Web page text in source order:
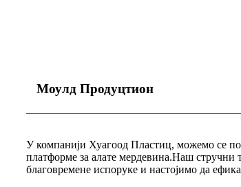
Моулд Продуцтион
У компанији Хуагоод Пластиц, можемо се
платформе за алате мердевина.Наш стручни
благовремене испоруке и настојимо да